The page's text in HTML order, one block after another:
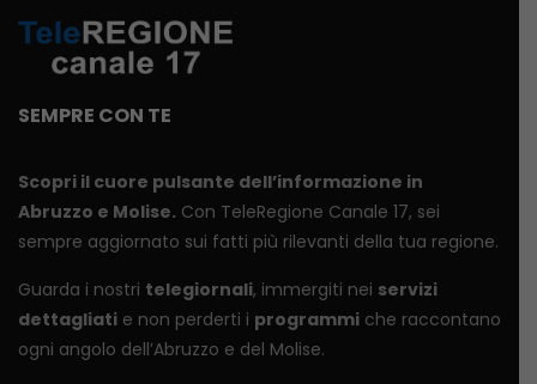
SEMPRE CON TE
Scopri il cuore pulsante dell’informazione in
Abruzzo e Molise. Con TeleRegione Canale 17, sei
sempre aggiornato sui fatti più rilevanti della tua regione.
Guarda i nostri telegiornali, immergiti nei servizi
dettagliati e non perderti i programmi che raccontano
ogni angolo dell’Abruzzo e del Molise.